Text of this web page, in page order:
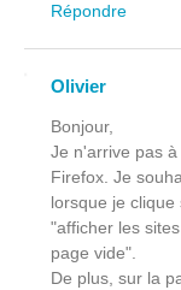
Répondre
Olivier
Bonjour,
Je n'arrive pas
Firefox. Je
lorsque je
"afficher les
page vide".
De plus, sur la